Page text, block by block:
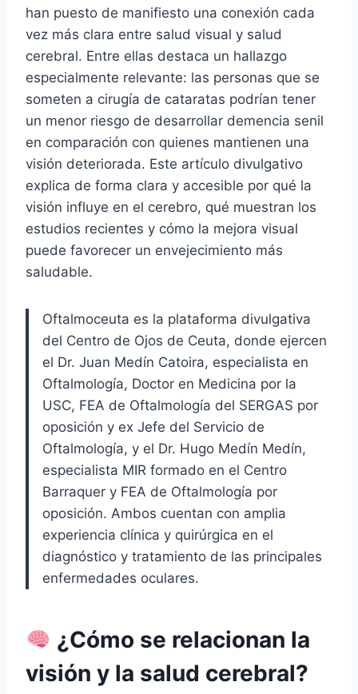
han puesto de manifiesto una conexión cada
vez más clara entre salud visual y salud
cerebral. Entre ellas destaca un hallazgo
especialmente relevante: las personas que se
someten a cirugía de cataratas podrían tener
un menor riesgo de desarrollar demencia senil
en comparación con quienes mantienen una
visión deteriorada. Este artículo divulgativo
explica de forma clara y accesible por qué la
visión influye en el cerebro, qué muestran los
estudios recientes y cómo la mejora visual
puede favorecer un envejecimiento más
saludable.
Oftalmoceuta es la plataforma divulgativa
del Centro de Ojos de Ceuta, donde ejercen
el Dr. Juan Medín Catoira, especialista en
Oftalmología, Doctor en Medicina por la
USC, FEA de Oftalmología del SERGAS por
oposición y ex Jefe del Servicio de
Oftalmología, y el Dr. Hugo Medín Medín,
especialista MIR formado en el Centro
Barraquer y FEA de Oftalmología por
oposición. Ambos cuentan con amplia
experiencia clínica y quirúrgica en el
diagnóstico y tratamiento de las principales
enfermedades oculares.
¿Cómo se relacionan la
visión y la salud cerebral?